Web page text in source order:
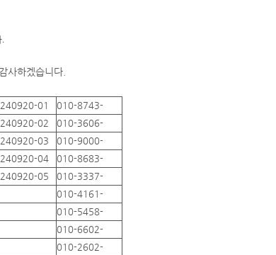
.
사하겠습니다.
01
010-8743-
02
010-3606-
03
010-9000-
04
010-8683-
05
010-3337-
010-4161-
010-5458-
010-6602-
010-2602-